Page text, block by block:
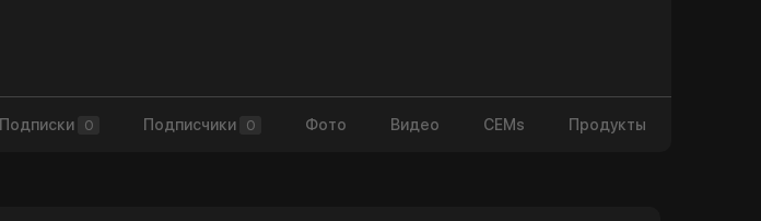
Подписки 0 Подписчики 0 Фото Видео CEMs Продукты